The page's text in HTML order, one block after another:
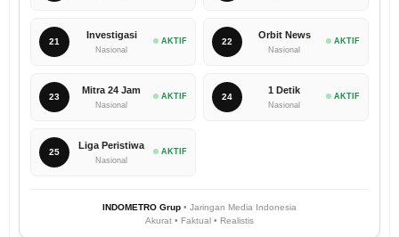
21
Investigasi
Nasional
AKTIF 22
Orbit News
Nasional
AKTIF
23
Mitra 24 Jam
Nasional
AKTIF 24
1 Detik
Nasional
AKTIF
25
Liga Peristiwa
Nasional
AKTIF
INDOMETRO Grup • Jaringan Media Indonesia
Akurat • Faktual • Realistis